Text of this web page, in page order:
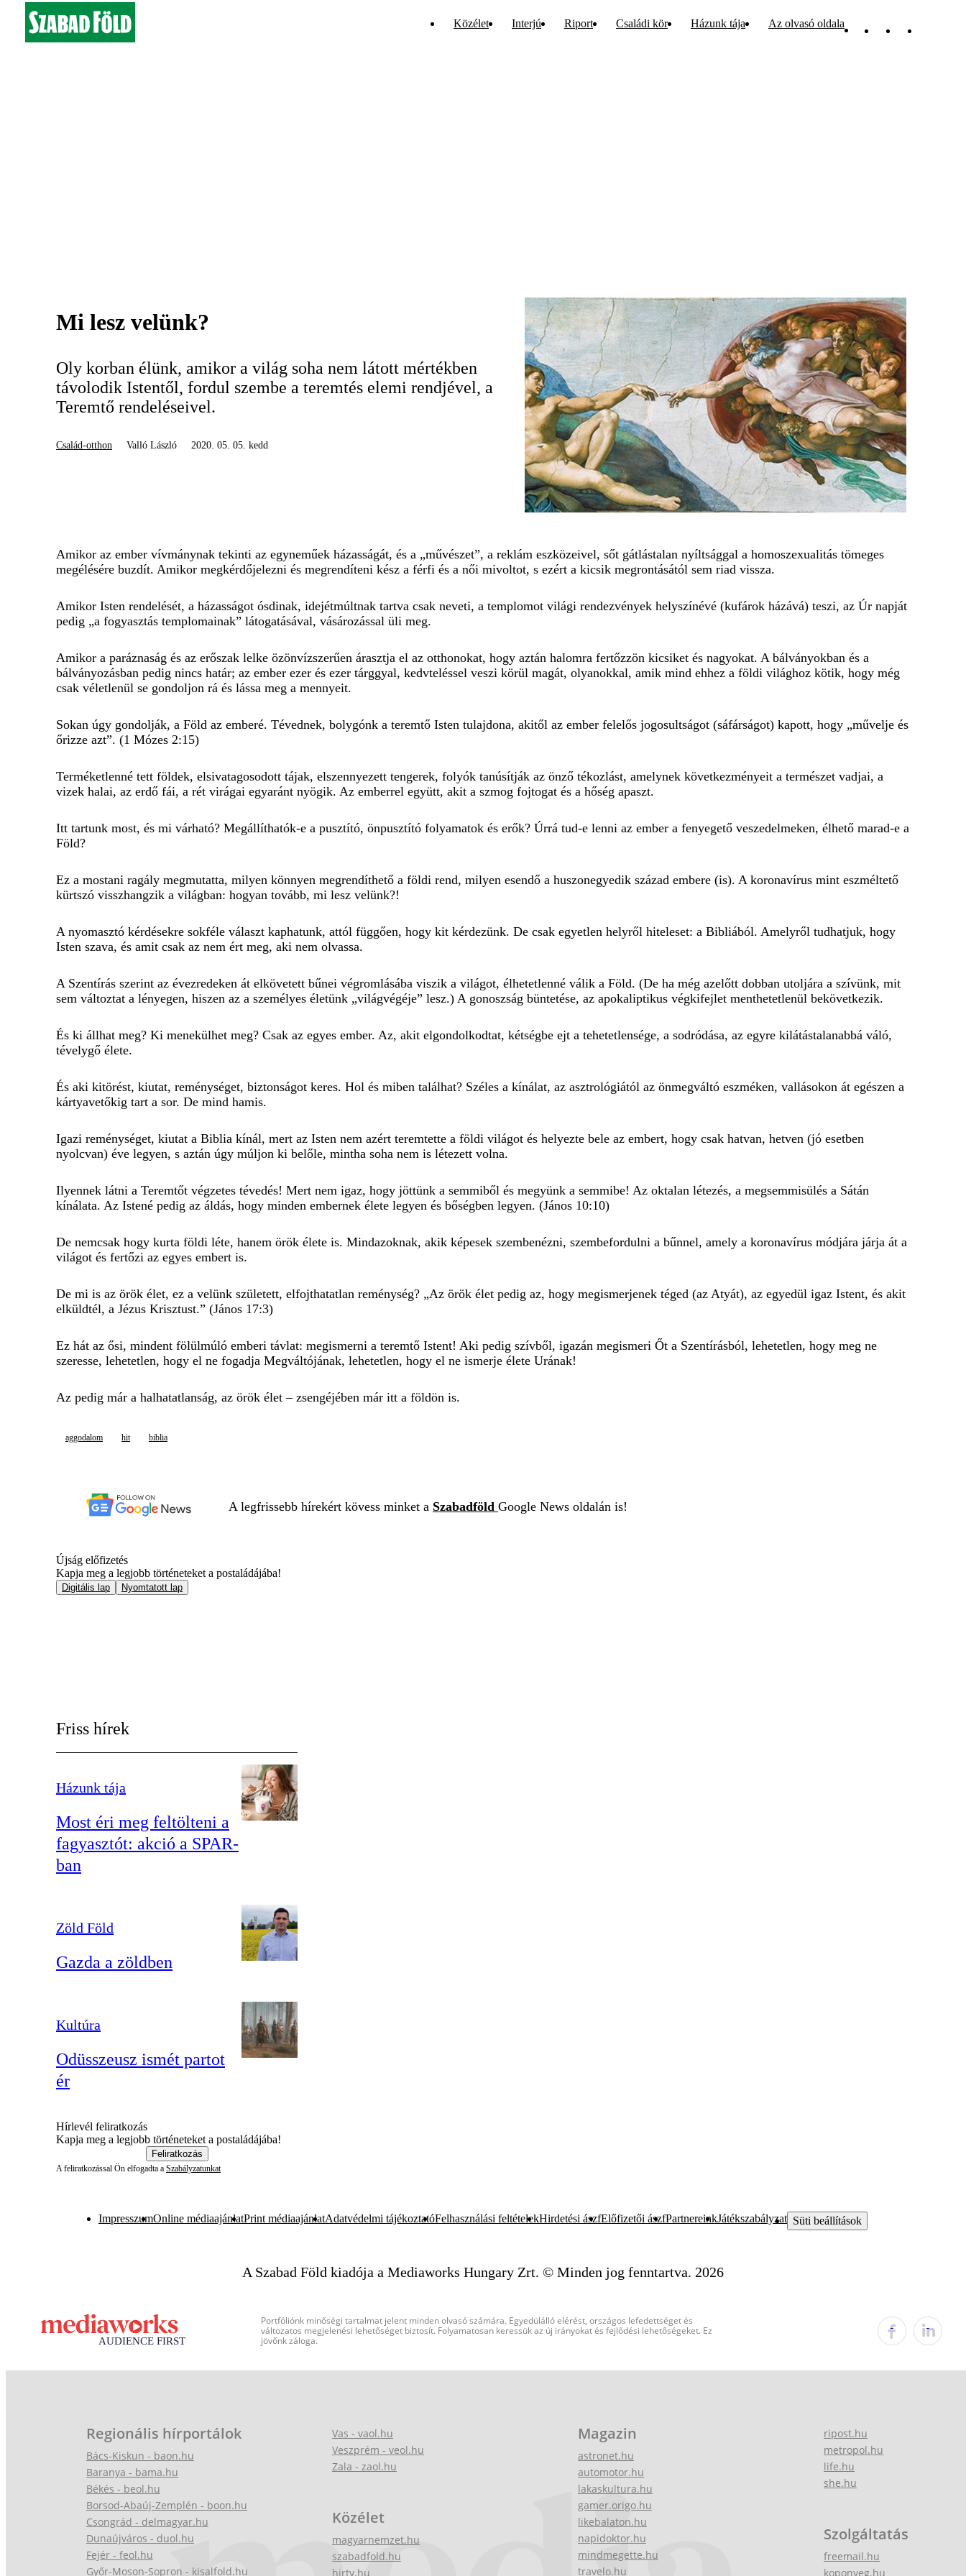
Közélet Interjú Riport Családi kör Házunk tája Az olvasó oldala
Mi lesz velünk?
Oly korban élünk, amikor a világ soha nem látott mértékben
távolodik Istentől, fordul szembe a teremtés elemi rendjével, a
Teremtő rendeléseivel.
Család-otthon Valló László 2020. 05. 05. kedd
Amikor az ember vívmánynak tekinti az egyneműek házasságát, és a „művészet”, a reklám eszközeivel, sőt gátlástalan nyíltsággal a homoszexualitás tömeges
megélésére buzdít. Amikor megkérdőjelezni és megrendíteni kész a férfi és a női mivoltot, s ezért a kicsik megrontásától sem riad vissza.
Amikor Isten rendelését, a házasságot ósdinak, idejétmúltnak tartva csak neveti, a templomot világi rendezvények helyszínévé (kufárok házává) teszi, az Úr napját
pedig „a fogyasztás templomainak” látogatásával, vásározással üli meg.
Amikor a paráznaság és az erőszak lelke özönvízszerűen árasztja el az otthonokat, hogy aztán halomra fertőzzön kicsiket és nagyokat. A bálványokban és a
bálványozásban pedig nincs határ; az ember ezer és ezer tárggyal, kedvteléssel veszi körül magát, olyanokkal, amik mind ehhez a földi világhoz kötik, hogy még
csak véletlenül se gondoljon rá és lássa meg a mennyeit.
Sokan úgy gondolják, a Föld az emberé. Tévednek, bolygónk a teremtő Isten tulajdona, akitől az ember felelős jogosultságot (sáfárságot) kapott, hogy „művelje és
őrizze azt”. (1 Mózes 2:15)
Terméketlenné tett földek, elsivatagosodott tájak, elszennyezett tengerek, folyók tanúsítják az önző tékozlást, amelynek következményeit a természet vadjai, a
vizek halai, az erdő fái, a rét virágai egyaránt nyögik. Az emberrel együtt, akit a szmog fojtogat és a hőség apaszt.
Itt tartunk most, és mi várható? Megállíthatók-e a pusztító, önpusztító folyamatok és erők? Úrrá tud-e lenni az ember a fenyegető veszedelmeken, élhető marad-e a
Föld?
Ez a mostani ragály megmutatta, milyen könnyen megrendíthető a földi rend, milyen esendő a huszonegyedik század embere (is). A koronavírus mint eszméltető
kürtszó visszhangzik a világban: hogyan tovább, mi lesz velünk?!
A nyomasztó kérdésekre sokféle választ kaphatunk, attól függően, hogy kit kérdezünk. De csak egyetlen helyről hiteleset: a Bibliából. Amelyről tudhatjuk, hogy
Isten szava, és amit csak az nem ért meg, aki nem olvassa.
A Szentírás szerint az évezredeken át elkövetett bűnei végromlásába viszik a világot, élhetetlenné válik a Föld. (De ha még azelőtt dobban utoljára a szívünk, mit
sem változtat a lényegen, hiszen az a személyes életünk „világvégéje” lesz.) A gonoszság büntetése, az apokaliptikus végkifejlet menthetetlenül bekövetkezik.
És ki állhat meg? Ki menekülhet meg? Csak az egyes ember. Az, akit elgondolkodtat, kétségbe ejt a tehetetlensége, a sodródása, az egyre kilátástalanabbá váló,
tévelygő élete.
És aki kitörést, kiutat, reménységet, biztonságot keres. Hol és miben találhat? Széles a kínálat, az asztrológiától az önmegváltó eszméken, vallásokon át egészen a
kártyavetőkig tart a sor. De mind hamis.
Igazi reménységet, kiutat a Biblia kínál, mert az Isten nem azért teremtette a földi világot és helyezte bele az embert, hogy csak hatvan, hetven (jó esetben
nyolcvan) éve legyen, s aztán úgy múljon ki belőle, mintha soha nem is létezett volna.
Ilyennek látni a Teremtőt végzetes tévedés! Mert nem igaz, hogy jöttünk a semmiből és megyünk a semmibe! Az oktalan létezés, a megsemmisülés a Sátán
kínálata. Az Istené pedig az áldás, hogy minden embernek élete legyen és bőségben legyen. (János 10:10)
De nemcsak hogy kurta földi léte, hanem örök élete is. Mindazoknak, akik képesek szembenézni, szembefordulni a bűnnel, amely a koronavírus módjára járja át a
világot és fertőzi az egyes embert is.
De mi is az örök élet, ez a velünk született, elfojthatatlan reménység? „Az örök élet pedig az, hogy megismerjenek téged (az Atyát), az egyedül igaz Istent, és akit
elküldtél, a Jézus Krisztust.” (János 17:3)
Ez hát az ősi, mindent fölülmúló emberi távlat: megismerni a teremtő Istent! Aki pedig szívből, igazán megismeri Őt a Szentírásból, lehetetlen, hogy meg ne
szeresse, lehetetlen, hogy el ne fogadja Megváltójának, lehetetlen, hogy el ne ismerje élete Urának!
Az pedig már a halhatatlanság, az örök élet – zsengéjében már itt a földön is.
aggodalom hit biblia
A legfrissebb hírekért kövess minket a Szabadföld Google News oldalán is!
Újság előfizetés
Kapja meg a legjobb történeteket a postaládájába!
Digitális lap Nyomtatott lap
Friss hírek
Házunk tája
Most éri meg feltölteni a
fagyasztót: akció a SPAR-
ban
Zöld Föld
Gazda a zöldben
Kultúra
Odüsszeusz ismét partot
ér
Hírlevél feliratkozás
Kapja meg a legjobb történeteket a postaládájába!
Feliratkozás
A feliratkozással Ön elfogadta a Szabályzatunkat
ImpresszumOnline médiaajánlatPrint médiaajánlatAdatvédelmi tájékoztatóFelhasználási feltételekHirdetési ászfElőfizetői ászfPartnereinkJátékszabályzat Süti beállítások
A Szabad Föld kiadója a Mediaworks Hungary Zrt. © Minden jog fenntartva. 2026
Portfóliónk minőségi tartalmat jelent minden olvasó számára. Egyedülálló elérést, országos lefedettséget és
változatos megjelenési lehetőséget biztosít. Folyamatosan keressük az új irányokat és fejlődési lehetőségeket. Ez
jövőnk záloga.
Regionális hírportálok
Bács-Kiskun - baon.hu
Baranya - bama.hu
Békés - beol.hu
Borsod-Abaúj-Zemplén - boon.hu
Csongrád - delmagyar.hu
Dunaújváros - duol.hu
Fejér - feol.hu
Győr-Moson-Sopron - kisalfold.hu
Vas - vaol.hu
Veszprém - veol.hu
Zala - zaol.hu
Közélet
magyarnemzet.hu
szabadfold.hu
hirtv.hu
Magazin
astronet.hu
automotor.hu
lakaskultura.hu
gamer.origo.hu
likebalaton.hu
napidoktor.hu
mindmegette.hu
travelo.hu
ripost.hu
metropol.hu
life.hu
she.hu
Szolgáltatás
freemail.hu
koponyeg.hu